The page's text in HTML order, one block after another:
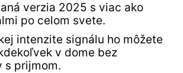
verzia 2025 s viac ako
po celom svete.
intenzite signálu ho môžete
v dome bez
s prijmom.